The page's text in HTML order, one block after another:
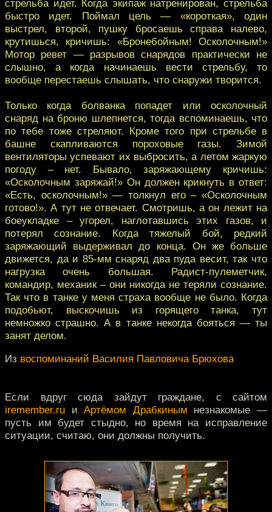
стрельба идет. Когда экипаж натренирован, стрельба
быстро идет. Поймал цель — «короткая», один
выстрел, второй, пушку бросаешь справа налево,
крутишься, кричишь: «Бронебойным! Осколочным!»
Мотор ревет — разрывов снарядов практически не
слышно, а когда начинаешь вести стрельбу, то
вообще перестаешь слышать, что снаружи творится.
Только когда болванка попадет или осколочный
снаряд на броню шлепнется, тогда вспоминаешь, что
по тебе тоже стреляют. Кроме того при стрельбе в
башне скапливаются пороховые газы. Зимой
вентиляторы успевают их выбросить, а летом жаркую
погоду – нет. Бывало, заряжающему кричишь:
«Осколочным заряжай!» Он должен крикнуть в ответ:
«Есть, осколочным!» — толкнул его – «Осколочным
готово!». А тут не отвечает. Смотришь, а он лежит на
боеукладке – угорел, наглотавшись этих газов, и
потерял сознание. Когда тяжелый бой, редкий
заряжающий выдерживал до конца. Он же больше
движется, да и 85-мм снаряд два пуда весит, так что
нагрузка очень большая. Радист-пулеметчик,
командир, механик – они никогда не теряли сознание.
Так что в танке у меня страха вообще не было. Когда
подобьют, выскочишь из горящего танка, тут
немножко страшно. А в танке некогда бояться — ты
занят делом.
Из воспоминаний Василия Павловича Брюхова
Если вдруг сюда зайдут граждане, с сайтом
iremember.ru иАртёмом Драбкиным незнакомые —
пусть им будет стыдно, но время на исправление
ситуации, считаю, они должны получить.